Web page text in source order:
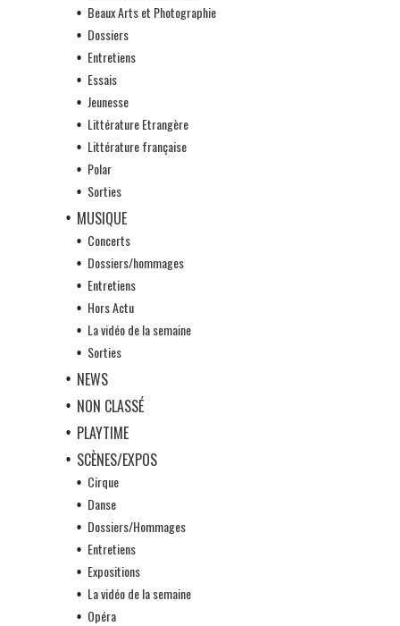
Beaux Arts et Photographie
Dossiers
Entretiens
Essais
Jeunesse
Littérature Etrangère
Littérature française
Polar
Sorties
MUSIQUE
Concerts
Dossiers/hommages
Entretiens
Hors Actu
La vidéo de la semaine
Sorties
NEWS
NON CLASSÉ
PLAYTIME
SCÈNES/EXPOS
Cirque
Danse
Dossiers/Hommages
Entretiens
Expositions
La vidéo de la semaine
Opéra